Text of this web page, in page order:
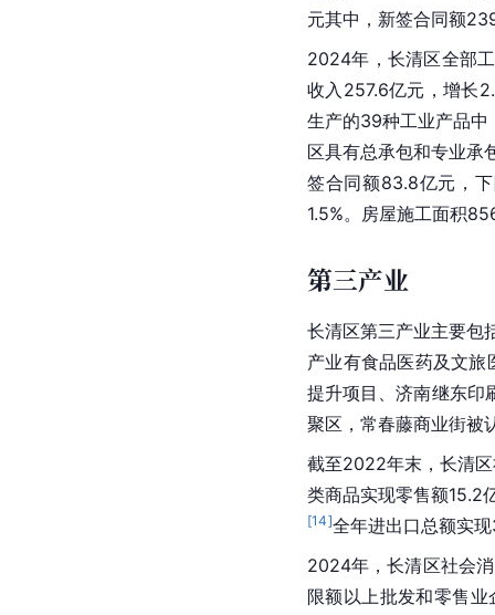
元其中，新签合同额
2024年，长清区全部
收入257.6亿元，增长
生产的39种工业产品中
区具有总承包和专业承
签合同额83.8亿元，
1.5%。房屋施工面积
第三产业
长清区第三产业主要包
产业有食品医药及文旅
提升项目、济南继东印
聚区，常春藤商业街被
截至2022年末，长清
类商品实现零售额15.2
[14]全年进出口总额实
2024年，长清区社会
限额以上批发和零售